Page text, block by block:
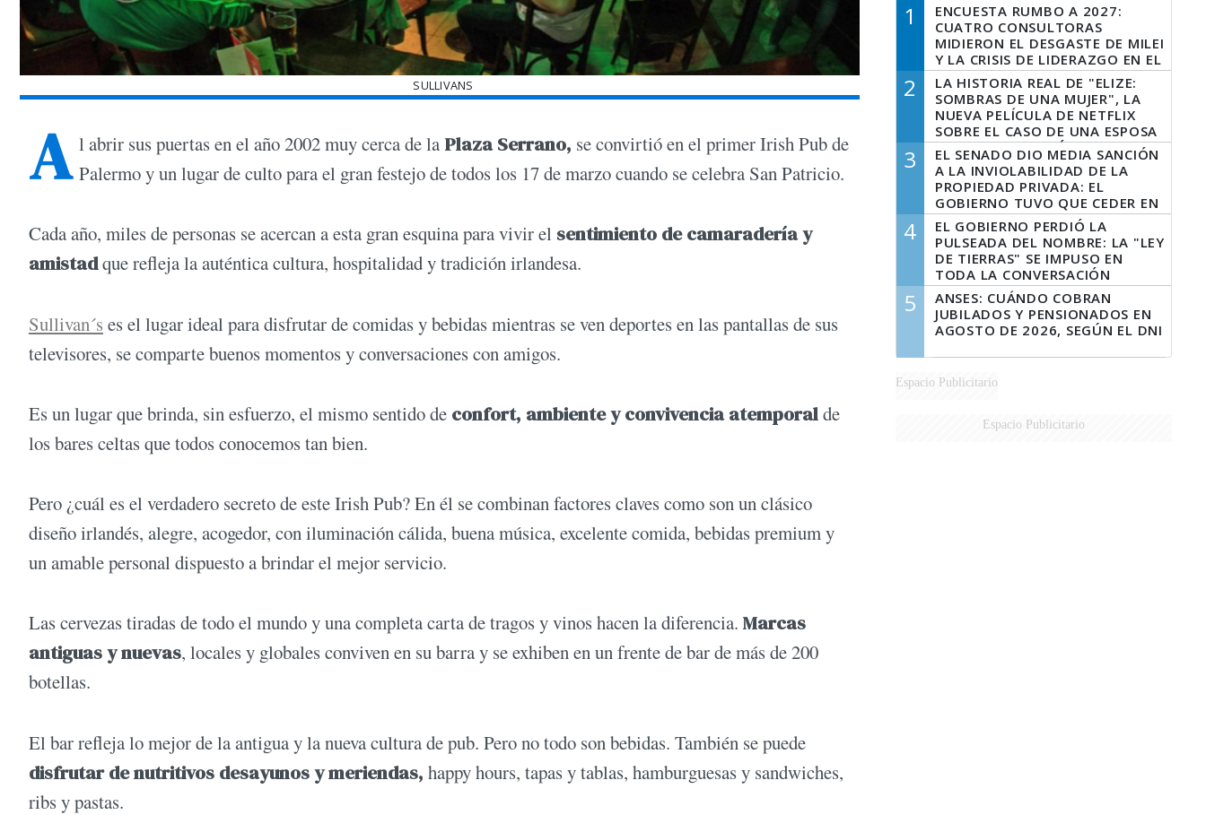
SULLIVANS
A l abrir sus puertas en el año 2002 muy cerca de la Plaza Serrano, se convirtió en el primer Irish Pub de
Palermo y un lugar de culto para el gran festejo de todos los 17 de marzo cuando se celebra San Patricio.
Cada año, miles de personas se acercan a esta gran esquina para vivir el sentimiento de camaradería y
amistadque refleja la auténtica cultura, hospitalidad y tradición irlandesa.
Sullivan´s es el lugar ideal para disfrutar de comidas y bebidas mientras se ven deportes en las pantallas de sus
televisores, se comparte buenos momentos y conversaciones con amigos.
Es un lugar que brinda, sin esfuerzo, el mismo sentido de confort, ambiente y convivencia atemporalde
los bares celtas que todos conocemos tan bien.
Pero ¿cuál es el verdadero secreto de este Irish Pub? En él se combinan factores claves como son un clásico
diseño irlandés, alegre, acogedor, con iluminación cálida, buena música, excelente comida, bebidas premium y
un amable personal dispuesto a brindar el mejor servicio.
Las cervezas tiradas de todo el mundo y una completa carta de tragos y vinos hacen la diferencia. Marcas
antiguas y nuevas, locales y globales conviven en su barra y se exhiben en un frente de bar de más de 200
botellas.
El bar refleja lo mejor de la antigua y la nueva cultura de pub. Pero no todo son bebidas. También se puede
disfrutar de nutritivos desayunos y meriendas, happy hours, tapas y tablas, hamburguesas y sandwiches,
ribs y pastas.
1
ENCUESTA RUMBO A 2027:
CUATRO CONSULTORAS
MIDIERON EL DESGASTE DE MILEI
Y LA CRISIS DE LIDERAZGO EN EL
PERONISMO
2
LA HISTORIA REAL DE "ELIZE:
SOMBRAS DE UNA MUJER", LA
NUEVA PELÍCULA DE NETFLIX
SOBRE EL CASO DE UNA ESPOSA
QUE DESCUARTIZÓ A SU
MARIDO
3
EL SENADO DIO MEDIA SANCIÓN
A LA INVIOLABILIDAD DE LA
PROPIEDAD PRIVADA: EL
GOBIERNO TUVO QUE CEDER EN
LA LEY DEL MANEJO DEL FUEGO
4
EL GOBIERNO PERDIÓ LA
PULSEADA DEL NOMBRE: LA "LEY
DE TIERRAS" SE IMPUSO EN
TODA LA CONVERSACIÓN
DIGITAL
5
ANSES: CUÁNDO COBRAN
JUBILADOS Y PENSIONADOS EN
AGOSTO DE 2026, SEGÚN EL DNI
Espacio Publicitario
Espacio Publicitario